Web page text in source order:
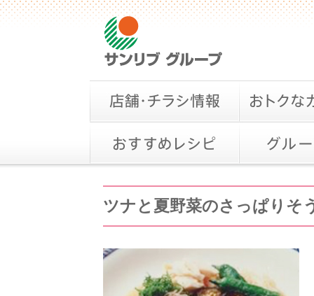
ツナと夏野菜のさっぱりそ